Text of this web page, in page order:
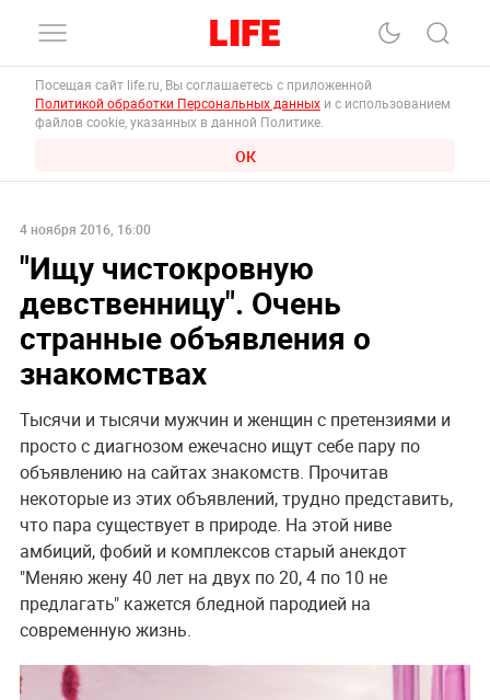
Посещая сайт life.ru, Вы соглашаетесь с приложенной
Политикой обработки Персональных данных и с использованием
файлов cookie, указанных в данной Политике.
ОК
4 ноября 2016, 16:00
"Ищу чистокровную
девственницу". Очень
странные объявления о
знакомствах
Тысячи и тысячи мужчин и женщин с претензиями и
просто с диагнозом ежечасно ищут себе пару по
объявлению на сайтах знакомств. Прочитав
некоторые из этих объявлений, трудно представить,
что пара существует в природе. На этой ниве
амбиций, фобий и комплексов старый анекдот
"Меняю жену 40 лет на двух по 20, 4 по 10 не
предлагать" кажется бледной пародией на
современную жизнь.